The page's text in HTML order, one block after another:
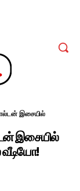
இசையில்
இசையில்
வீடியோ!